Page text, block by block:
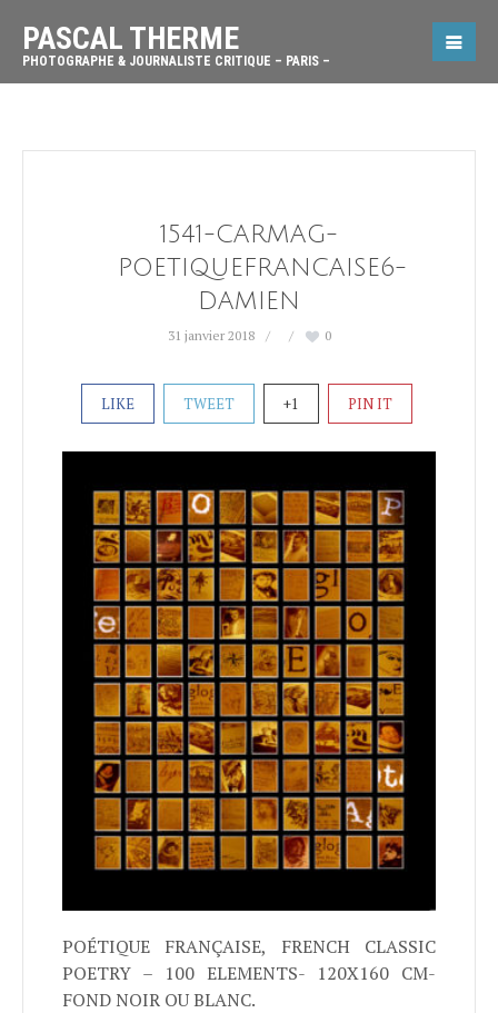
PASCAL THERME
PHOTOGRAPHE & JOURNALISTE CRITIQUE – PARIS –
1541-CARMAG-
POETIQUEFRANCAISE6-
DAMIEN
31 janvier 2018 0
LIKE TWEET +1 PIN IT
POÉTIQUE FRANÇAISE, FRENCH CLASSIC
POETRY – 100 ELEMENTS- 120X160 CM-
FOND NOIR OU BLANC.